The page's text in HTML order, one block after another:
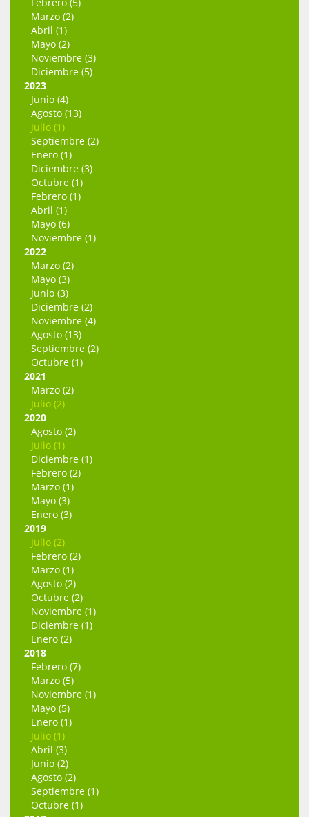
Marzo (2)
Abril (1)
Mayo (2)
Noviembre (3)
Diciembre (5)
2023
Junio (4)
Agosto (13)
Julio (1)
Septiembre (2)
Enero (1)
Diciembre (3)
Octubre (1)
Febrero (1)
Abril (1)
Mayo (6)
Noviembre (1)
2022
Marzo (2)
Mayo (3)
Junio (3)
Diciembre (2)
Noviembre (4)
Agosto (13)
Septiembre (2)
Octubre (1)
2021
Marzo (2)
Julio (2)
2020
Agosto (2)
Julio (1)
Diciembre (1)
Febrero (2)
Marzo (1)
Mayo (3)
Enero (3)
2019
Julio (2)
Febrero (2)
Marzo (1)
Agosto (2)
Octubre (2)
Noviembre (1)
Diciembre (1)
Enero (2)
2018
Febrero (7)
Marzo (5)
Noviembre (1)
Mayo (5)
Enero (1)
Julio (1)
Abril (3)
Junio (2)
Agosto (2)
Septiembre (1)
Octubre (1)